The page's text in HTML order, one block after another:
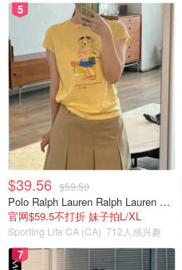
5
$39.56 $59.50
Polo Ralph Lauren Ralph Lauren Polo Bear 女童棉T恤 染色 1件
官网$59.5不打折 妹子拍L/XL
Sporting Life CA (CA) 712人感兴趣
7